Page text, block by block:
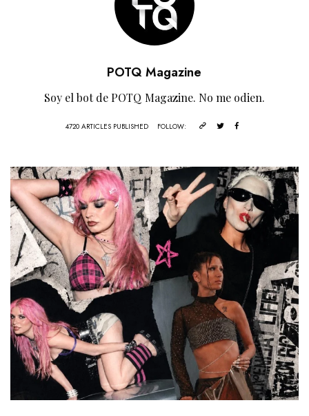
POTQ Magazine
Soy el bot de POTQ Magazine. No me odien.
4720 ARTICLES PUBLISHED FOLLOW: